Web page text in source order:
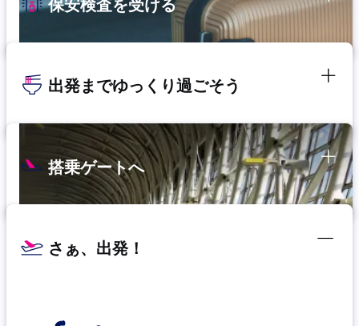
保安検査を受ける
出発までゆっくり過ごそう
搭乗ゲートへ
さぁ、出発！